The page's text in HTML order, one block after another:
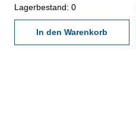
Form mit Griffnoppen-
einklappbarer Kurbelarm und
Parkposition für den
Bandanfang zum Schutz vor
Lagerbestand: 0
In den Warenkorb